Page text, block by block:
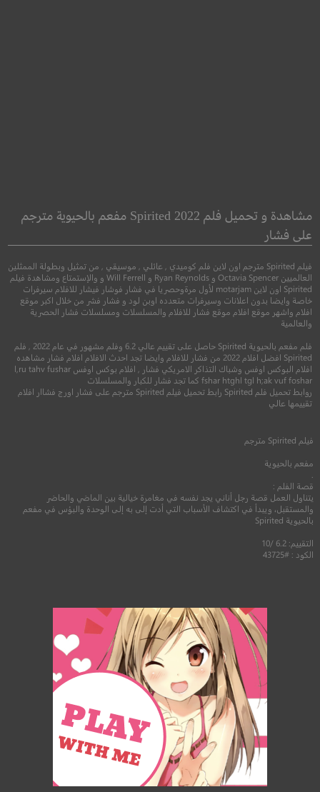
موالي
6.8
مشاهدة و تحميل فلم Spirited 2022 مفعم بالحيوية مترجم
على فشار
فيلم Spirited مترجم اون لاين فلم كوميدي , عائلي , موسيقي , من تمثيل وبطولة الممثلين
العالميين Octavia Spencer و Ryan Reynolds و Will Ferrell و والإستمتاع ومشاهدة فيلم
Spirited اون لاين motarjam لأول مرةوحصريا في فشار فوشار فيشار للافلام سيرفرات
خاصة وايضا بدون اعلانات وسيرفرات متعدده اوبن لود و فشار فشر من خلال اكبر موقع
افلام واشهر موقع افلام موقع فشار للافلام والمسلسلات ومسلسلات فشار الحصرية
والعالمية
فلم مفعم بالحيوية Spirited حاصل على تقييم عالي 6.2 وفلم مشهور في عام 2022 , فلم
Spirited افضل افلام 2022 من فشار للافلام وايضا تجد احدث الافلام افلام فشار مشاهده
افلام البوكس اوفس وشباك التذاكر الامريكي فشار , افلام بوكس اوفس l,ru tahv fushar
fshar htghl tgl h;ak vuf foshar كما تجد فشار للكبار والمسلسلات
روابط تحميل فلم Spirited رابط تحميل فيلم Spirited مترجم على فشار اورج فشاار افلام
تقييمها عالي
فيلم Spirited مترجم
مفعم بالحيوية
قصة الفلم :
يتناول العمل قصة رجل أناني يجد نفسه في مغامرة خيالية بين الماضي والحاضر
والمستقبل، ويبدأ في اكتشاف الأسباب التي أدت إلى به إلى الوحدة والبؤس في مفعم
بالحيوية Spirited
التقييم: 6.2 /10
الكود : #43725